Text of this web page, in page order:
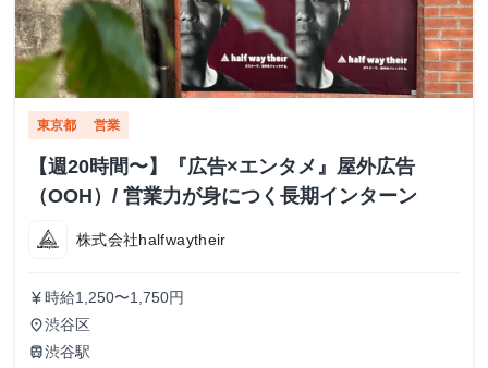
東京都 営業
【週20時間〜】『広告×エンタメ』屋外広告
（OOH）/ 営業力が身につく長期インターン
株式会社halfwaytheir
currency_yen 時給1,250〜1,750円
place渋谷区
train渋谷駅